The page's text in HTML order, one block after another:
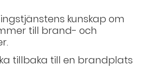
kunskap om
till brand- och
tillbaka till en brandplats